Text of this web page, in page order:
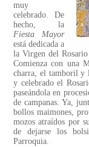
muy
celebrado. De
hecho, la
Fiesta Mayor
está dedicada a
la Virgen del
Comienza con una
charra, el tamboril y
y celebrado el
paseándola en
de campanas. Ya,
bollos maimones,
mozos atraídos por
de dejarse los
Parroquia.